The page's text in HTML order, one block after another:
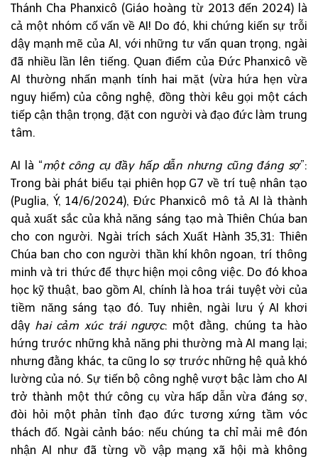
Thánh Cha Phanxicô (Giáo hoàng từ 2013 đến 2024) là
cả một nhóm cố vấn về AI! Do đó, khi chứng kiến sự trỗi
dậy mạnh mẽ của AI, với những tư vấn quan trọng, ngài
đã nhiều lần lên tiếng. Quan điểm của Đức Phanxicô về
AI thường nhấn mạnh tính hai mặt (vừa hứa hẹn vừa
nguy hiểm) của công nghệ, đồng thời kêu gọi một cách
tiếp cận thận trọng, đặt con người và đạo đức làm trung
tâm.
AI là “một công cụ đầy hấp dẫn nhưng cũng đáng sợ”:
Trong bài phát biểu tại phiên họp G7 về trí tuệ nhân tạo
(Puglia, Ý, 14/6/2024), Đức Phanxicô mô tả AI là thành
quả xuất sắc của khả năng sáng tạo mà Thiên Chúa ban
cho con người. Ngài trích sách Xuất Hành 35,31: Thiên
Chúa ban cho con người thần khí khôn ngoan, trí thông
minh và tri thức để thực hiện mọi công việc. Do đó khoa
học kỹ thuật, bao gồm AI, chính là hoa trái tuyệt vời của
tiềm năng sáng tạo đó. Tuy nhiên, ngài lưu ý AI khơi
dậy hai cảm xúc trái ngược: một đằng, chúng ta hào
hứng trước những khả năng phi thường mà AI mang lại;
nhưng đằng khác, ta cũng lo sợ trước những hệ quả khó
lường của nó. Sự tiến bộ công nghệ vượt bậc làm cho AI
trở thành một thứ công cụ vừa hấp dẫn vừa đáng sợ,
đòi hỏi một phản tỉnh đạo đức tương xứng tầm vóc
thách đố. Ngài cảnh báo: nếu chúng ta chỉ mải mê đón
nhận AI như đã từng vồ vập mạng xã hội mà không